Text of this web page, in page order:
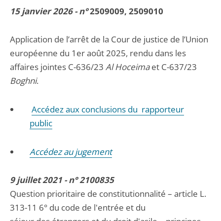
15 janvier 2026 - n°2509009, 2509010
Application de l’arrêt de la Cour de justice de l’Union
européenne du 1er août 2025, rendu dans les
affaires jointes C-636/23 Al Hoceimaet C-637/23
Boghni.
Accédez aux conclusions du rapporteur
public
Accédez au jugement
9 juillet 2021 - n° 2100835
Question prioritaire de constitutionnalité – article L.
313-11 6° du code de l'entrée et du